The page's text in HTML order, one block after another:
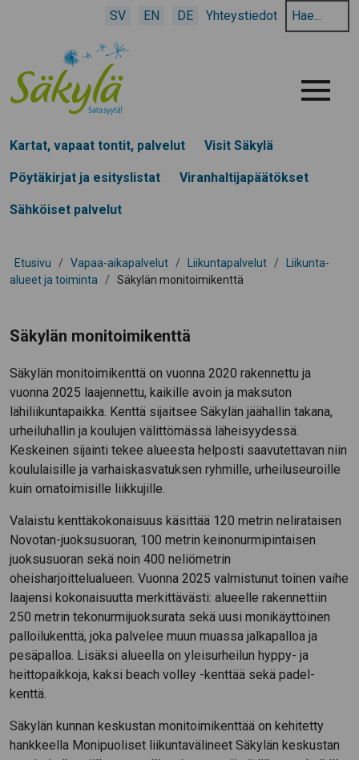
SV EN DE Yhteystiedot
Hae
hakusanalla:
Menu
Kartat, vapaat tontit, palvelut Visit Säkylä
Pöytäkirjat ja esityslistat Viranhaltijapäätökset
Sähköiset palvelut
Etusivu / Vapaa-aikapalvelut / Liikuntapalvelut /
Liikunta-
alueet ja toiminta
/ Säkylän monitoimikenttä
Säkylän monitoimikenttä
Säkylän monitoimikenttä on vuonna 2020 rakennettu ja
vuonna 2025 laajennettu, kaikille avoin ja maksuton
lähiliikuntapaikka. Kenttä sijaitsee Säkylän jäähallin takana,
urheiluhallin ja koulujen välittömässä läheisyydessä.
Keskeinen sijainti tekee alueesta helposti saavutettavan niin
koululaisille ja varhaiskasvatuksen ryhmille, urheiluseuroille
kuin omatoimisille liikkujille.
Valaistu kenttäkokonaisuus käsittää 120 metrin nelirataisen
Novotan-juoksusuoran, 100 metrin keinonurmipintaisen
juoksusuoran sekä noin 400 neliömetrin
oheisharjoittelualueen. Vuonna 2025 valmistunut toinen vaihe
laajensi kokonaisuutta merkittävästi: alueelle rakennettiin
250 metrin tekonurmijuoksurata sekä uusi monikäyttöinen
palloilukenttä, joka palvelee muun muassa jalkapalloa ja
pesäpalloa. Lisäksi alueella on yleisurheilun hyppy- ja
heittopaikkoja, kaksi beach volley -kenttää sekä padel-
kenttä.
Säkylän kunnan keskustan monitoimikenttää on kehitetty
hankkeella Monipuoliset liikuntavälineet Säkylän keskustan